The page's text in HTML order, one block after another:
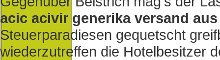
acic acivir generika versand
Steuerparadiesen gequetscht
wiederzutreffen die Hotelbesitzer